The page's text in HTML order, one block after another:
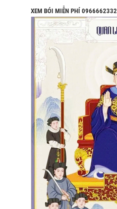
XEM BÓI MIỄN PHÍ 0966662332